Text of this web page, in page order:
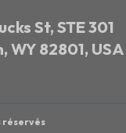
St, STE 301
WY 82801, USA
réservés